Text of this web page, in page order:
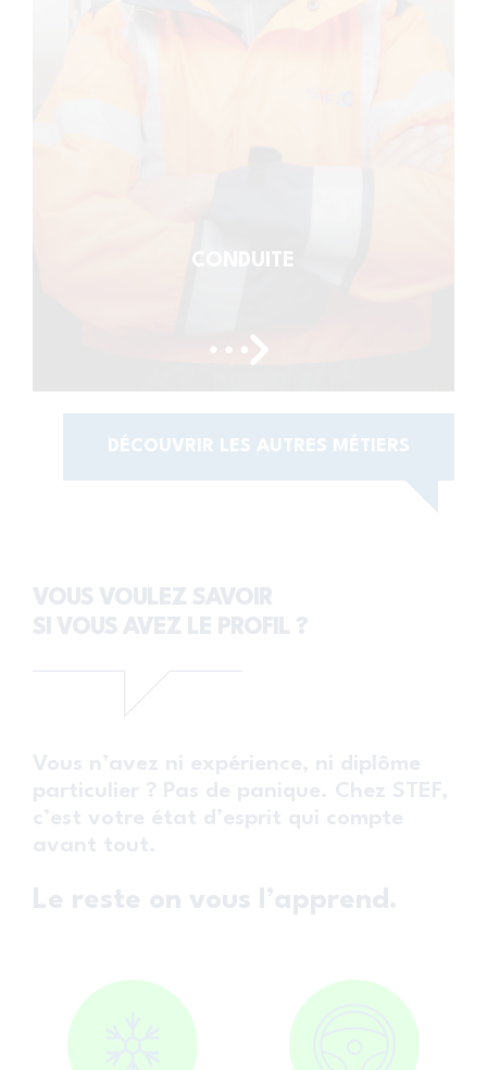
CONDUITE
DÉCOUVRIR LES AUTRES MÉTIERS
VOUS VOULEZ SAVOIR
SI VOUS AVEZ LE PROFIL ?
Vous n’avez ni expérience, ni diplôme
particulier ? Pas de panique. Chez STEF,
c’est votre état d’esprit qui compte
avant tout.
Le reste on vous l’apprend.